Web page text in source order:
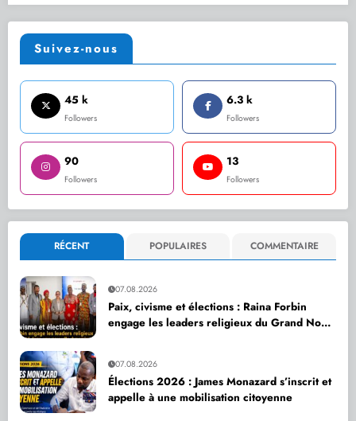
Suivez-nous
45 k
Followers
6.3 k
Followers
90
Followers
13
Followers
RÉCENT POPULAIRES COMMENTAIRE
07.08.2026
Paix, civisme et élections : Raina Forbin
engage les leaders religieux du Grand Nord
07.08.2026
Élections 2026 : James Monazard s’inscrit et
appelle à une mobilisation citoyenne